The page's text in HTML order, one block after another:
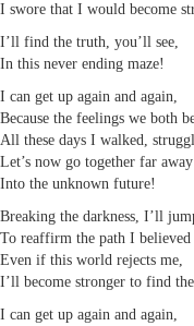
I swore that I would become
I’ll find the truth, you’ll see,
In this never ending maze!
I can get up again and again,
Because the feelings we both
All these days I walked,
Let’s now go together far away
Into the unknown future!
Breaking the darkness, I’ll
To reaffirm the path I believed
Even if this world rejects me,
I’ll become stronger to find
I can get up again and again,